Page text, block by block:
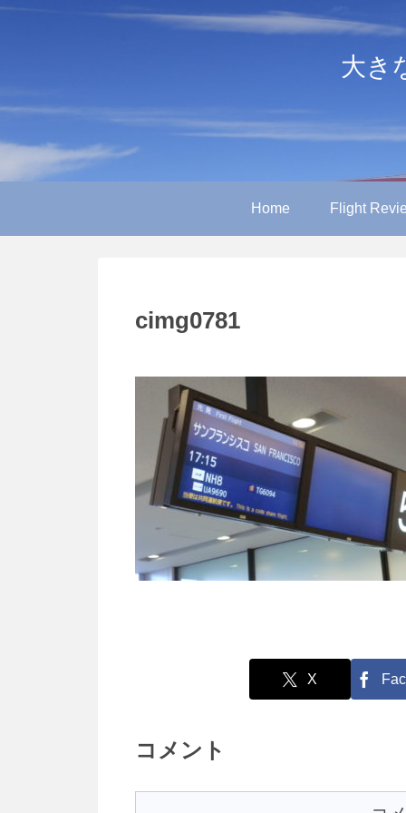
大き
Home Flight
cimg0781
X
コメント